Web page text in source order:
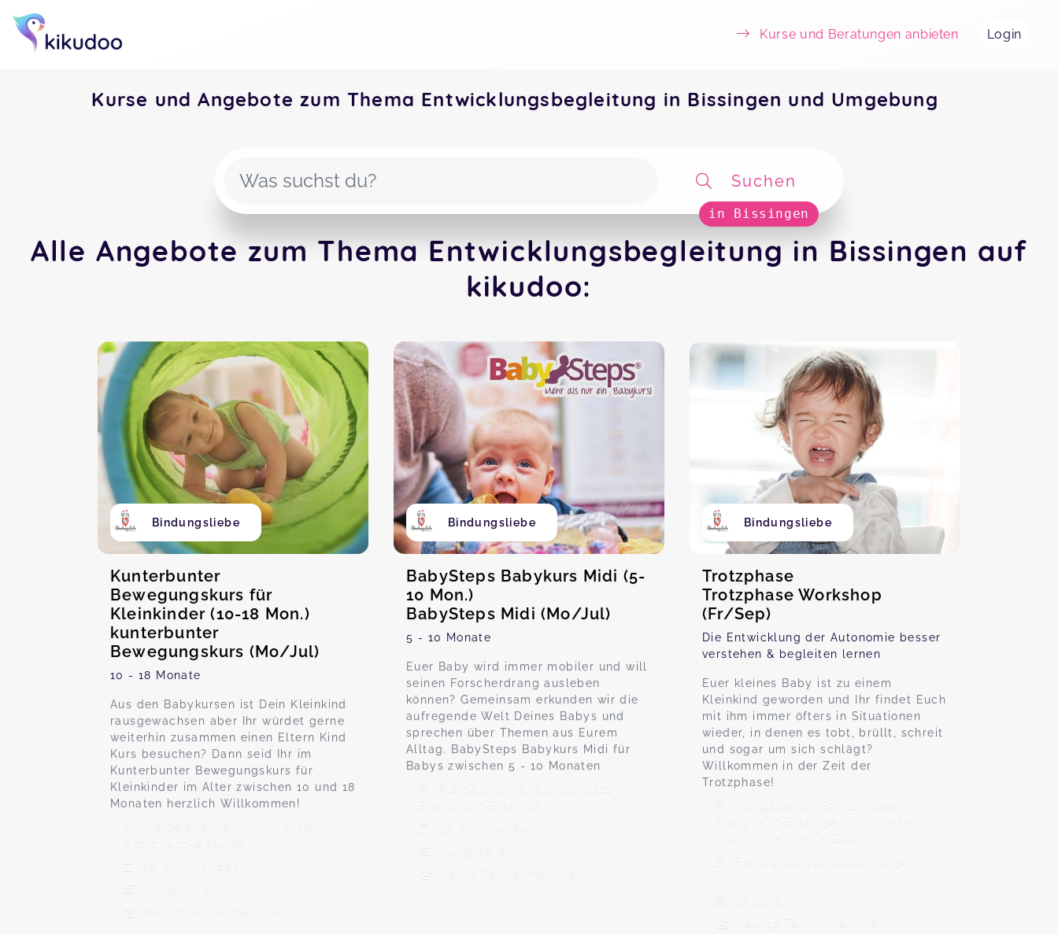
Kurse und Beratungen anbieten Login
Kurse und Angebote zum Thema Entwicklungsbegleitung in Bissingen und Umgebung
Suchen
in Bissingen
Alle Angebote zum Thema Entwicklungsbegleitung in Bissingen auf
kikudoo:
Bindungsliebe
Kunterbunter
Bewegungskurs für
Kleinkinder (10-18 Mon.)
kunterbunter
Bewegungskurs (Mo/Jul)
10 - 18 Monate
Aus den Babykursen ist Dein Kleinkind
rausgewachsen aber Ihr würdet gerne
weiterhin zusammen einen Eltern Kind
Kurs besuchen? Dann seid Ihr im
Kunterbunter Bewegungskurs für
Kleinkinder im Alter zwischen 10 und 18
Monaten herzlich Willkommen!
Pleidelsheimer Str. 11, 74321
Bietigheim-Bissingen
27. Jul - 14. Sep
Ab 79,00 €
Max. 8 TeilnehmerInnen
Bindungsliebe
BabySteps Babykurs Midi (5-
10 Mon.)
BabySteps Midi (Mo/Jul)
5 - 10 Monate
Euer Baby wird immer mobiler und will
seinen Forscherdrang ausleben
können? Gemeinsam erkunden wir die
aufregende Welt Deines Babys und
sprechen über Themen aus Eurem
Alltag. BabySteps Babykurs Midi für
Babys zwischen 5 - 10 Monaten
Pleidelsheimer Str. 11, 74321
Bietigheim-Bissingen
27. Jul - 14. Sep
Ab 39,00 €
Max. 8 TeilnehmerInnen
Bindungsliebe
Trotzphase
Trotzphase Workshop
(Fr/Sep)
Die Entwicklung der Autonomie besser
verstehen & begleiten lernen
Euer kleines Baby ist zu einem
Kleinkind geworden und Ihr findet Euch
mit ihm immer öfters in Situationen
wieder, in denen es tobt, brüllt, schreit
und sogar um sich schlägt?
Willkommen in der Zeit der
Trotzphase!
Königsberger Str. 11, 74321
Bietigheim-Bissingen Wir treffen
uns Online live via Zoom
Freitag, 04.09., 10:00 - 11:30
25,00 €
Max. 12 TeilnehmerInnen